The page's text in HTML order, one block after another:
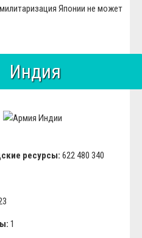
Японии не может
Индия
ресурсы: 622 480 340
1